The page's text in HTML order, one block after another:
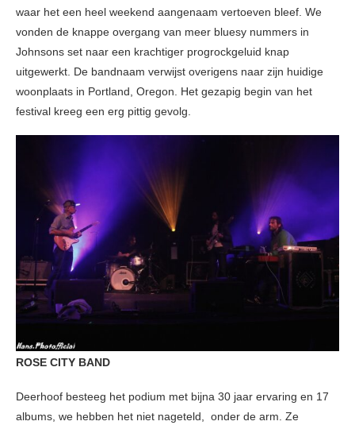
waar het een heel weekend aangenaam vertoeven bleef. We
vonden de knappe overgang van meer bluesy nummers in
Johnsons set naar een krachtiger progrockgeluid knap
uitgewerkt. De bandnaam verwijst overigens naar zijn huidige
woonplaats in Portland, Oregon. Het gezapig begin van het
festival kreeg een erg pittig gevolg.
ROSE CITY BAND
Deerhoof besteeg het podium met bijna 30 jaar ervaring en 17
albums, we hebben het niet nageteld, onder de arm. Ze